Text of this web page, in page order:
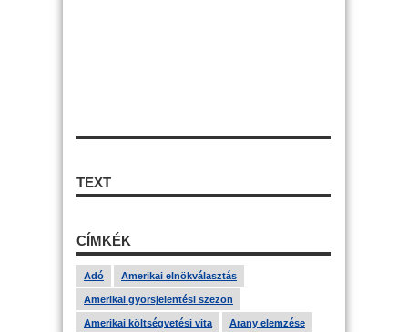
TEXT
CÍMKÉK
Adó Amerikai elnökválasztás
Amerikai gyorsjelentési szezon
Amerikai költségvetési vita Arany elemzése